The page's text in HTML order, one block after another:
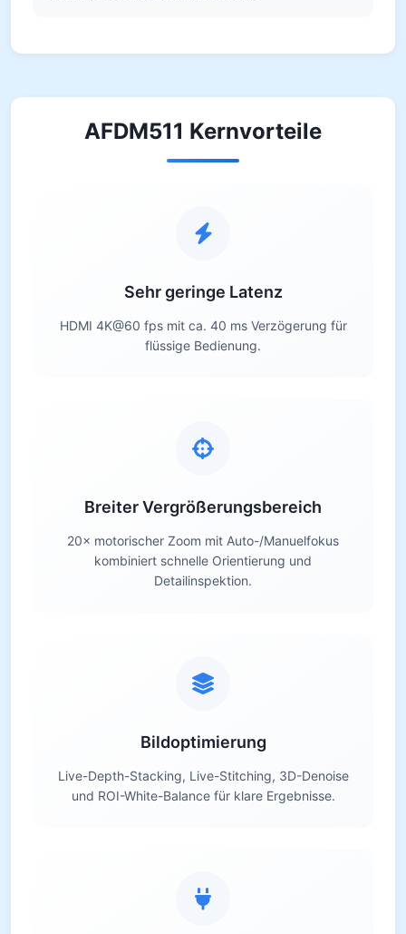
AFDM511 Kernvorteile
Sehr geringe Latenz
HDMI 4K@60 fps mit ca. 40 ms Verzögerung für
flüssige Bedienung.
Breiter Vergrößerungsbereich
20× motorischer Zoom mit Auto-/Manuelfokus
kombiniert schnelle Orientierung und
Detailinspektion.
Bildoptimierung
Live-Depth-Stacking, Live-Stitching, 3D-Denoise
und ROI-White-Balance für klare Ergebnisse.